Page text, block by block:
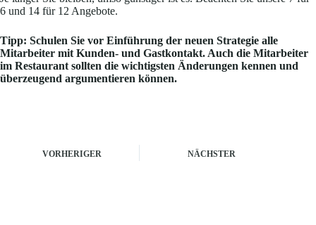
6 und 14 für 12 Angebote.
Tipp: Schulen Sie vor Einführung der neuen Strategie alle
Mitarbeiter mit Kunden- und Gastkontakt. Auch die Mitarbeiter
im Restaurant sollten die wichtigsten Änderungen kennen und
überzeugend argumentieren können.
VORHERIGER NÄCHSTER